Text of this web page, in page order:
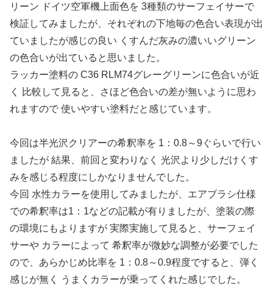
リーン ドイツ空軍機上面色を 3種類のサーフェイサーで
検証してみましたが、それぞれの下地毎の色合い表現が出
ていましたが感じの良い くすんだ灰みの濃いいグリーン
の色合いが出ていると思いました。
ラッカー塗料の C36 RLM74グレーグリーンに色合いが近
く 比較して見ると、さほど色合いの差が無いように思わ
れますので 使いやすい塗料だと感じています。
今回は半光沢クリアーの希釈率を 1：0.8～9ぐらいで行い
ましたが 結果、前回と変わりなく 光沢より少しだけくす
みを感じる程度にしかなりませんでした。
今回 水性カラーを使用してみましたが、エアブラシ仕様
での希釈率は1：1などの記載が有りましたが、塗装の際
の環境にもよりますが 実際実施して見ると、サーフェイ
サーや カラーによって 希釈率が微妙な調整が必要でした
ので、あらかじめ比率を 1：0.8～0.9程度ですると、弾く
感じが無く うまくカラーが乗ってくれた感じでした。